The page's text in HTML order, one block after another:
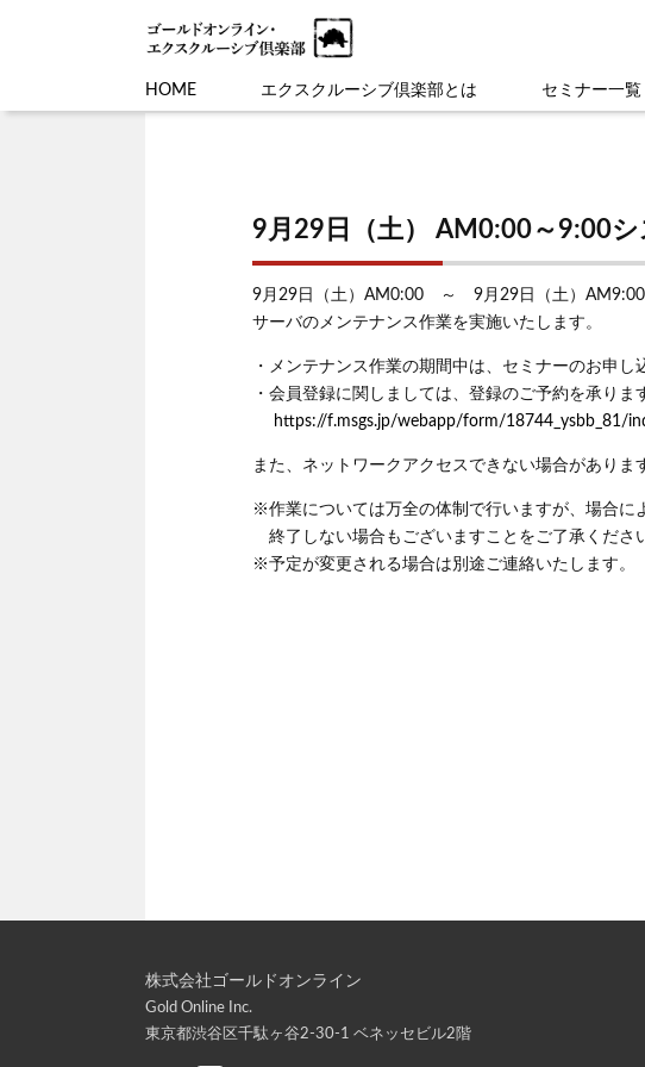
HOME エクスクルーシブ倶楽部とは セミナー一覧
9月29日（土） AM0:00～9:00
9月29日（土）AM0:00 ～ 9月29日（土）
サーバのメンテナンス作業を実施いたします。
・メンテナンス作業の期間中は、セミナーのお申し
・会員登録に関しましては、登録のご予約を承りま
https://f.msgs.jp/webapp/form/18744_ysbb_81/
また、ネットワークアクセスできない場合がありま
※作業については万全の体制で行いますが、場合に
終了しない場合もございますことをご了承くださ
※予定が変更される場合は別途ご連絡いたします。
株式会社ゴールドオンライン
Gold Online Inc.
東京都渋谷区千駄ヶ谷2-30-1 ベネッセビル2階